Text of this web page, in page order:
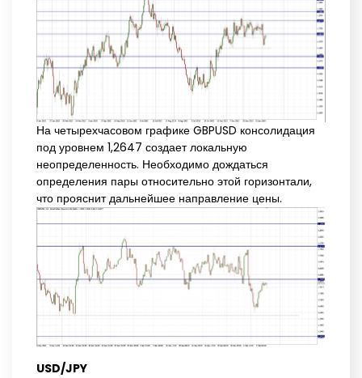
На четырехчасовом графике GBPUSD консолидация
под уровнем 1,2647 создает локальную
неопределенность. Необходимо дождаться
определения пары относительно этой горизонтали,
что прояснит дальнейшее направление цены.
USD/JPY